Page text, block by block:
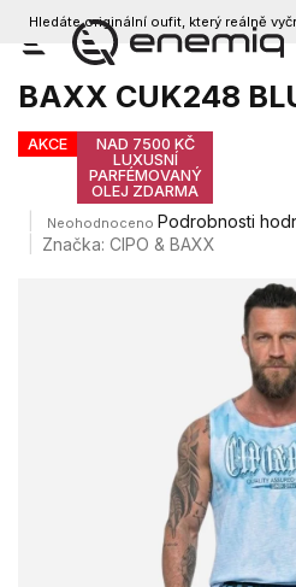
Přejít
obsah
Hledáte originální oufit, který reálně
CZK
Pánský plážový
BAXX CUK248
AKCE
NAD 7500 KČ
LUXUSNÍ
PARFÉMOVANÝ
OLEJ ZDARMA
Průměrné
hodnocení
Neohodnoceno Podrobnosti
Značka:CIPO & BAXX